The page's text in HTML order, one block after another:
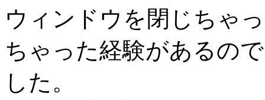
ウィンドウを閉じちゃ
ちゃった経験があるの
した。